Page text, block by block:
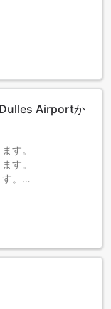
Airportか
す。
す。
。